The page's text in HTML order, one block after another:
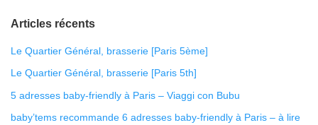
Articles récents
Le Quartier Général, brasserie [Paris 5ème]
Le Quartier Général, brasserie [Paris 5th]
5 adresses baby-friendly à Paris – Viaggi con Bubu
baby’tems recommande 6 adresses baby-friendly à Paris – à lire